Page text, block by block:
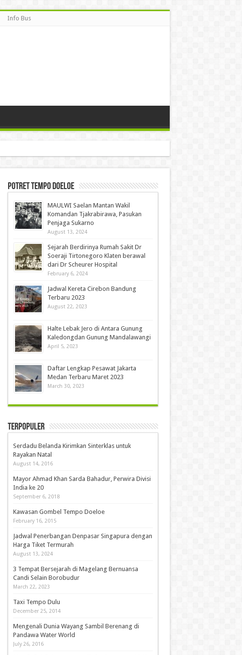
Info Bus
Potret Tempo Doeloe
MAULWI Saelan Mantan Wakil
Komandan Tjakrabirawa, Pasukan
Penjaga Sukarno
August 13, 2024
Sejarah Berdirinya Rumah Sakit Dr
Soeraji Tirtonegoro Klaten berawal
dari Dr Scheurer Hospital
February 6, 2024
Jadwal Kereta Cirebon Bandung
Terbaru 2023
August 22, 2023
Halte Lebak Jero di Antara Gunung
Kaledongdan Gunung Mandalawangi
April 5, 2023
Daftar Lengkap Pesawat Jakarta
Medan Terbaru Maret 2023
March 30, 2023
Terpopuler
Serdadu Belanda Kirimkan Sinterklas untuk
Rayakan Natal
August 14, 2016
Mayor Ahmad Khan Sarda Bahadur, Perwira Divisi
India ke 20
September 6, 2018
Kawasan Gombel Tempo Doeloe
February 16, 2015
Jadwal Penerbangan Denpasar Singapura dengan
Harga Tiket Termurah
August 13, 2024
3 Tempat Bersejarah di Magelang Bernuansa
Candi Selain Borobudur
March 22, 2023
Taxi Tempo Dulu
December 25, 2014
Mengenali Dunia Wayang Sambil Berenang di
Pandawa Water World
July 26, 2016